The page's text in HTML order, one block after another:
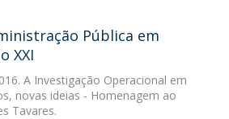
Pública em
XXI
A Investigação Operacional em
novas ideias - Homenagem ao
Tavares.